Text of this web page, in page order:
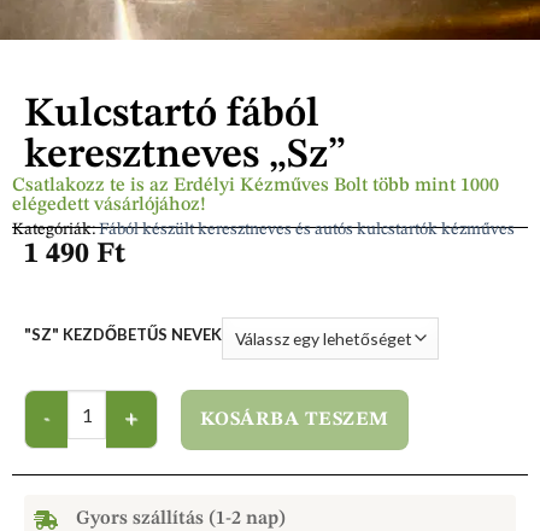
Csatlakozz te is az Erdélyi Kézműves Bolt több mint 1000
elégedett vásárlójához!
Kategóriák:Fából készült keresztneves és autós kulcstartók kézműves
Kulcstartó fából
keresztneves „Sz”
1 490 Ft
"SZ" KEZDŐBETŰS NEVEK
KOSÁRBA TESZEM
Gyors szállítás (1-2 nap)